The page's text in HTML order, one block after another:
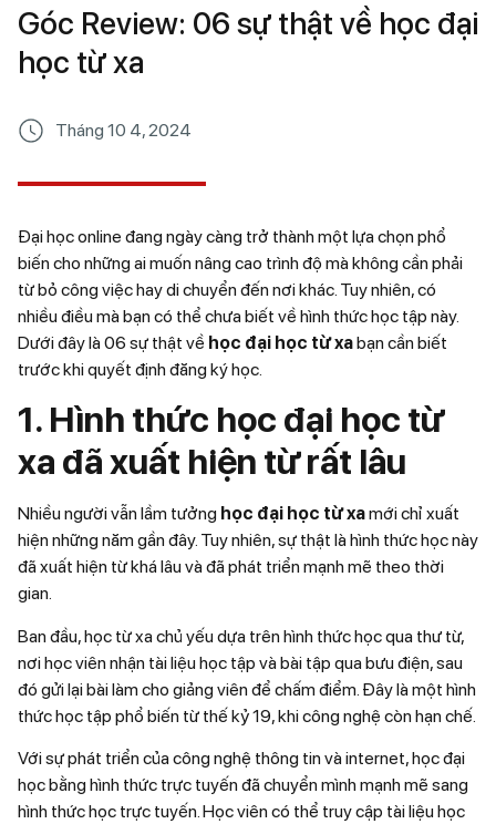
Góc Review: 06 sự thật về học đại
học từ xa
Tháng 10 4, 2024
Đại học online đang ngày càng trở thành một lựa chọn phổ
biến cho những ai muốn nâng cao trình độ mà không cần phải
từ bỏ công việc hay di chuyển đến nơi khác. Tuy nhiên, có
nhiều điều mà bạn có thể chưa biết về hình thức học tập này.
Dưới đây là 06 sự thật về học đại học từ xabạn cần biết
trước khi quyết định đăng ký học.
1. Hình thức học đại học từ
xa đã xuất hiện từ rất lâu
Nhiều người vẫn lầm tưởng học đại học từ xamới chỉ xuất
hiện những năm gần đây. Tuy nhiên, sự thật là hình thức học này
đã xuất hiện từ khá lâu và đã phát triển mạnh mẽ theo thời
gian.
Ban đầu, học từ xa chủ yếu dựa trên hình thức học qua thư từ,
nơi học viên nhận tài liệu học tập và bài tập qua bưu điện, sau
đó gửi lại bài làm cho giảng viên để chấm điểm. Đây là một hình
thức học tập phổ biến từ thế kỷ 19, khi công nghệ còn hạn chế.
Với sự phát triển của công nghệ thông tin và internet, học đại
học bằng hình thức trực tuyến đã chuyển mình mạnh mẽ sang
hình thức học trực tuyến. Học viên có thể truy cập tài liệu học